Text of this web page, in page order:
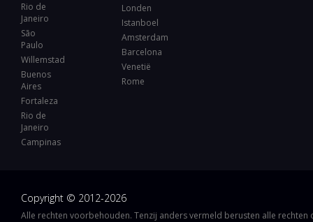
Rio de
Janeiro
São
Paulo
Willemstad
Buenos
Aires
Fortaleza
Rio de
Janeiro
Campinas
Londen
Istanboel
Amsterdam
Barcelona
Venetië
Rome
Copyright © 2012-2026
Alle rechten voorbehouden. Tenzij anders vermeld berusten alle rechten